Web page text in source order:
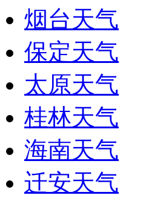
烟台天气
保定天气
太原天气
桂林天气
海南天气
迁安天气